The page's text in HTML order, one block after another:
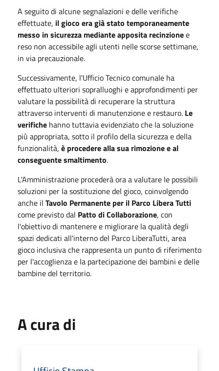
A seguito di alcune segnalazioni e delle verifiche
effettuate, il gioco era già stato temporaneamente
messo in sicurezza mediante apposita recinzionee
reso non accessibile agli utenti nelle scorse settimane,
in via precauzionale.
Successivamente, l'Ufficio Tecnico comunale ha
effettuato ulteriori sopralluoghi e approfondimenti per
valutare la possibilità di recuperare la struttura
attraverso interventi di manutenzione e restauro. Le
verifiche hanno tuttavia evidenziato che la soluzione
più appropriata, sotto il profilo della sicurezza e della
funzionalità, è procedere alla sua rimozione e al
conseguente smaltimento.
L'Amministrazione procederà ora a valutare le possibili
soluzioni per la sostituzione del gioco, coinvolgendo
anche il Tavolo Permanente per il Parco Libera Tutti
come previsto dal Patto di Collaborazione, con
l'obiettivo di mantenere e migliorare la qualità degli
spazi dedicati all'interno del Parco LiberaTutti, area
gioco inclusiva che rappresenta un punto di riferimento
per l'accoglienza e la partecipazione dei bambini e delle
bambine del territorio.
A cura di